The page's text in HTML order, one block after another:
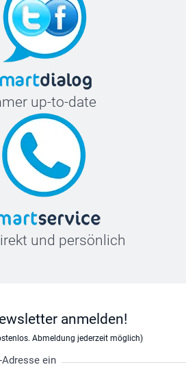
up-to-date
und persönlich
anmelden!
Abmeldung jederzeit möglich)
Adresse ein